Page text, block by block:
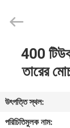
ভিডিও
and
Mechanical
Reserved.400
তারের
উৎপত্তি স্থল:
পরিচিতিমুলক নাম: